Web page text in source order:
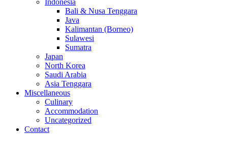
Indonesia
Bali & Nusa Tenggara
Java
Kalimantan (Borneo)
Sulawesi
Sumatra
Japan
North Korea
Saudi Arabia
Asia Tenggara
Miscellaneous
Culinary
Accommodation
Uncategorized
Contact